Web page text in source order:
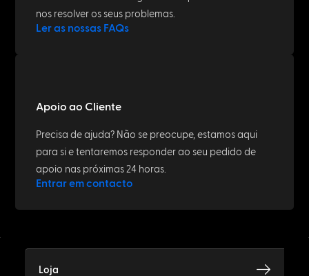
nos resolver os seus problemas.
Ler as nossas FAQs
Apoio ao Cliente
Precisa de ajuda? Não se preocupe, estamos aqui
para si e tentaremos responder ao seu pedido de
apoio nas próximas 24 horas.
Entrar em contacto
Loja